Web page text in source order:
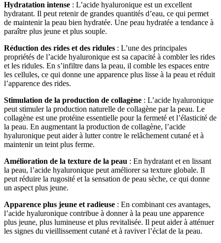
Hydratation intense : L’acide hyaluronique est un excellent
hydratant. Il peut retenir de grandes quantités d’eau, ce qui permet
de maintenir la peau bien hydratée. Une peau hydratée a tendance à
paraître plus jeune et plus souple.
Réduction des rides et des ridules : L’une des principales
propriétés de l’acide hyaluronique est sa capacité à combler les rides
et les ridules. En s’infiltre dans la peau, il comble les espaces entre
les cellules, ce qui donne une apparence plus lisse à la peau et réduit
l’apparence des rides.
Stimulation de la production de collagène : L’acide hyaluronique
peut stimuler la production naturelle de collagène par la peau. Le
collagène est une protéine essentielle pour la fermeté et l’élasticité de
la peau. En augmentant la production de collagène, l’acide
hyaluronique peut aider à lutter contre le relâchement cutané et à
maintenir un teint plus ferme.
Amélioration de la texture de la peau : En hydratant et en lissant
la peau, l’acide hyaluronique peut améliorer sa texture globale. Il
peut réduire la rugosité et la sensation de peau sèche, ce qui donne
un aspect plus jeune.
Apparence plus jeune et radieuse : En combinant ces avantages,
l’acide hyaluronique contribue à donner à la peau une apparence
plus jeune, plus lumineuse et plus revitalisée. Il peut aider à atténuer
les signes du vieillissement cutané et à raviver l’éclat de la peau.